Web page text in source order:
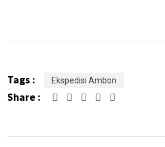
Tags : Ekspedisi Ambon
Share : Google+LinkedIn